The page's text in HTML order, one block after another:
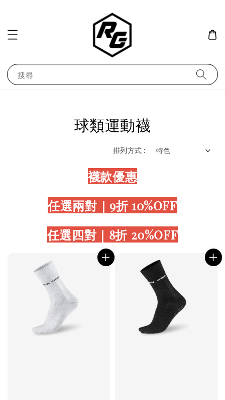
搜尋
球類運動襪
排列方式 :
襪款優惠
任選兩對｜9折 10%OFF
任選四對｜8折 20%OFF